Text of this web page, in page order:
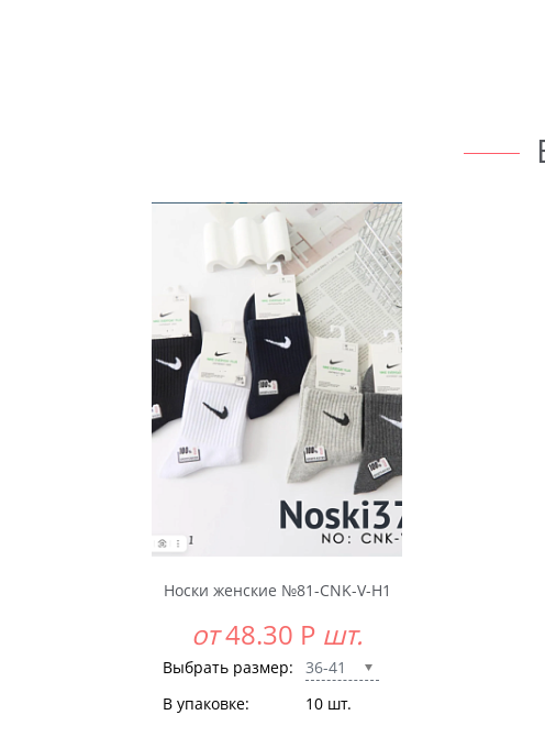
Носки женские №81-CNK-V-H1
от48.30 Р шт.
Выбрать размер:
36-41
В упаковке:
10 шт.